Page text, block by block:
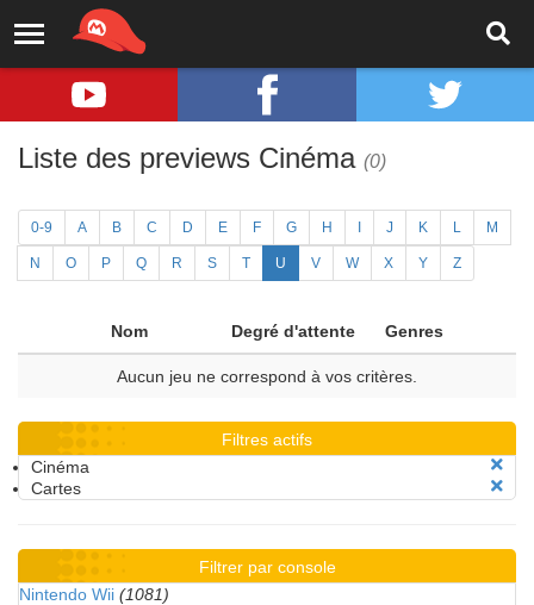
Liste des previews Cinéma (0)
0-9 A B C D E F G H J K L M
N O P Q R S T U V W X Y Z
Nom Degré d'attente Genres
Aucun jeu ne correspond à vos critères.
Filtres actifs
Cinéma
Cartes
Filtrer par console
Nintendo Wii (1081)